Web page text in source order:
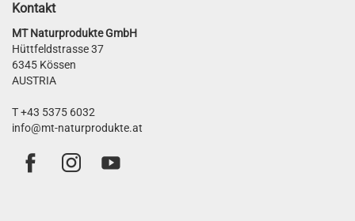
Kontakt
MT Naturprodukte GmbH
Hüttfeldstrasse 37
6345 Kössen
AUSTRIA
T +43 5375 6032
info@mt-naturprodukte.at